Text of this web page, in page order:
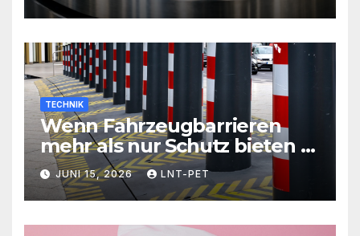
TECHNIK
Wenn Fahrzeugbarrieren
mehr als nur Schutz bieten –
Sicherheit neu definiert
JUNI 15, 2026 LNT-PET